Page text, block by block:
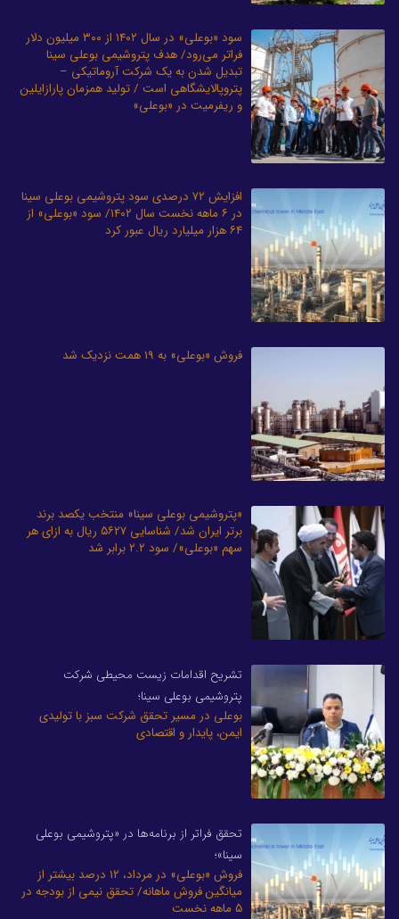
سود «بوعلی» در سال ۱۴۰۲ از ۳۰۰ میلیون دلار
فراتر می‌رود/ هدف پتروشیمی بوعلی سینا
تبدیل شدن به یک شرکت آروماتیکی –
پتروپالایشگاهی است / تولید همزمان پارازایلین
و ریفرمیت در «بوعلی»
افزایش ۷۲ درصدی سود پتروشیمی بوعلی سینا
در ۶ ماهه نخست سال ۱۴۰۲/ سود «بوعلی» از
۶۴ هزار میلیارد ریال عبور کرد
فروش «بوعلی» به ۱۹ همت نزدیک شد
«پتروشیمی بوعلی سینا» منتخب یکصد برند
برتر ایران شد/ شناسایی ۵۶۲۷ ریال به ازای هر
سهم «بوعلی»/ سود ۲.۲ برابر شد
تشریح اقدامات زیست محیطی شرکت
پتروشیمی بوعلی سینا؛
بوعلی در مسیر تحقق شرکت سبز با تولیدی
ایمن، پایدار و اقتصادی
تحقق فراتر از برنامه‌ها در «پتروشیمی بوعلی
سینا»؛
فروش «بوعلی» در مرداد، ۱۲ درصد بیشتر از
میانگین فروش ماهانه/ تحقق نیمی از بودجه در
۵ ماهه نخست